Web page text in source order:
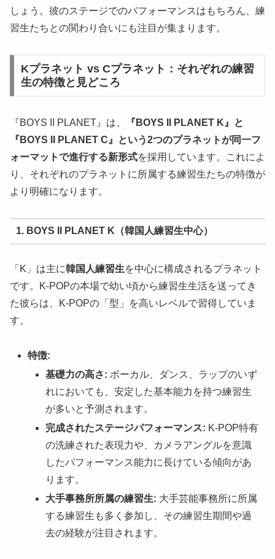
しょう。彼のステージでのパフォーマンスはもちろん、練
習生たちとの関わり合いにも注目が集まります。
Kプラネット vs Cプラネット：それぞれの練習
生の特徴と見どころ
『BOYS II PLANET』は、
『BOYS II PLANET K』と
『BOYS II PLANET C』という2つのプラネットが同一フ
ォーマットで進行する新形式を採用しています。これによ
り、それぞれのプラネットに所属する練習生たちの特徴が
より明確になります。
1. BOYS II PLANET K（韓国人練習生中心）
「K」は主に韓国人練習生を中心に構成されるプラネット
です。K-POPの本場で幼い頃から練習生生活を送ってき
た彼らは、K-POPの「型」を高いレベルで習得していま
す。
特徴:
基礎力の高さ: ボーカル、ダンス、ラップのいず
れにおいても、安定した基本能力を持つ練習生
が多いと予測されます。
完成されたステージパフォーマンス: K-POP特有
の洗練された表現力や、カメラアングルを意識
したパフォーマンス能力に長けている傾向があ
ります。
大手事務所所属の練習生: 大手芸能事務所に所属
する練習生も多く参加し、その練習生期間や過
去の経験が注目されます。